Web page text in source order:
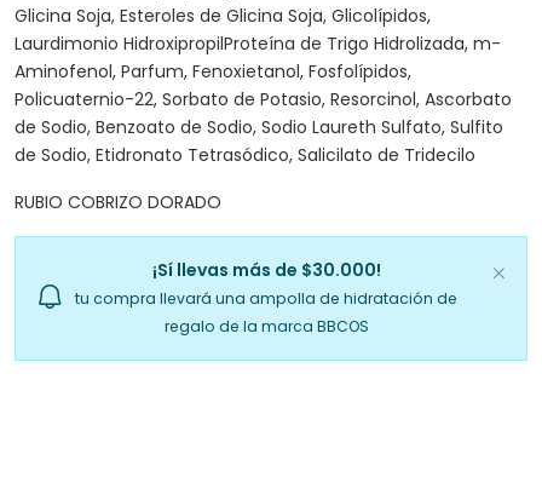
Glicina Soja, Esteroles de Glicina Soja, Glicolípidos,
Laurdimonio HidroxipropilProteína de Trigo Hidrolizada, m-
Aminofenol, Parfum, Fenoxietanol, Fosfolípidos,
Policuaternio-22, Sorbato de Potasio, Resorcinol, Ascorbato
de Sodio, Benzoato de Sodio, Sodio Laureth Sulfato, Sulfito
de Sodio, Etidronato Tetrasódico, Salicilato de Tridecilo
RUBIO COBRIZO DORADO
¡Sí llevas más de $30.000!
tu compra llevará una ampolla de hidratación de
regalo de la marca BBCOS